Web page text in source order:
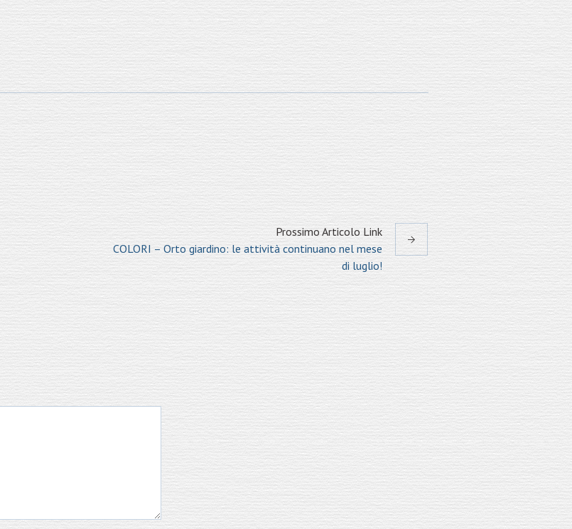
ProssimoArticolo Link
COLORI – Orto giardino: le attività continuano nel mese
di luglio!